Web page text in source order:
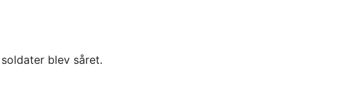
blev såret.